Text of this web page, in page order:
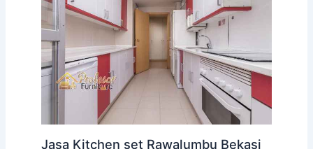
Jasa Kitchen set Rawalumbu Bekasi